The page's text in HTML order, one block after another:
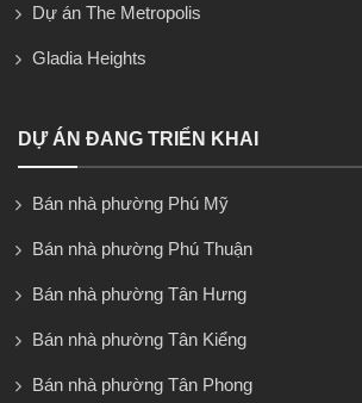
Dự án The Metropolis
Gladia Heights
DỰ ÁN ĐANG TRIỂN KHAI
Bán nhà phường Phú Mỹ
Bán nhà phường Phú Thuận
Bán nhà phường Tân Hưng
Bán nhà phường Tân Kiểng
Bán nhà phường Tân Phong